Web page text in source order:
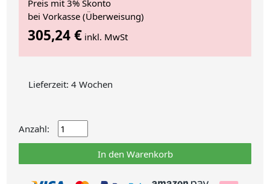
Preis mit 3% Skonto
bei Vorkasse (Überweisung)
305,24 € inkl. MwSt
Lieferzeit: 4 Wochen
Anzahl:
In den Warenkorb